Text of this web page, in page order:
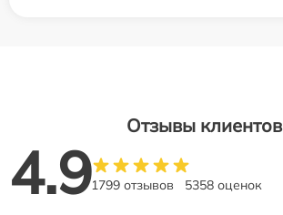
Отзывы клиентов
4.91799 отзывов 5358 оценок